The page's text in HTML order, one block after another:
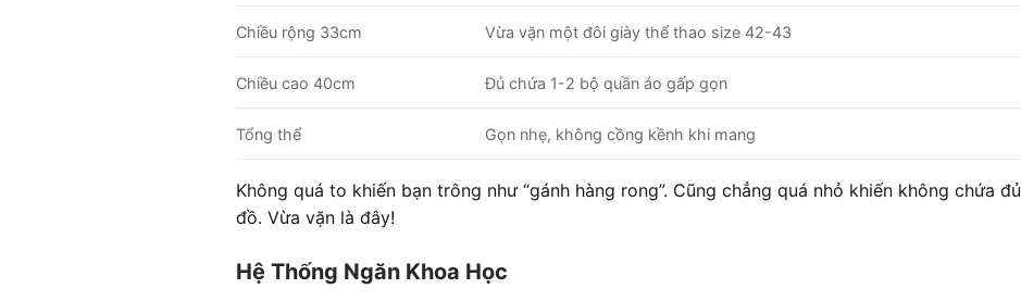
Chiều rộng 33cm Vừa vặn một đôi giày thể thao size 42-43
Chiều cao 40cm Đủ chứa 1-2 bộ quần áo gấp gọn
Tổng thể Gọn nhẹ, không cồng kềnh khi mang
Không quá to khiến bạn trông như “gánh hàng rong”. Cũng chẳng quá nhỏ khiến không chứa đủ
đồ. Vừa vặn là đây!
Hệ Thống Ngăn Khoa Học